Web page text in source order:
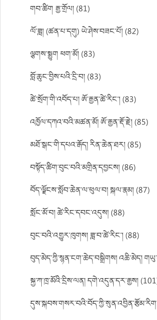
གབ་ཚིག རྒྱ་གྲོལ། (81)
ལོ་ཟླ། (ཚན་པ་དགུ) ཡེ་ཤེས་བཟང་པོ། (82)
ལྕགས་སྨྱུག ཕག་མོ། (83)
བློ་ཆུང་བྱིས་པའི་དྲི་བ། (83)
ཚེ་སྲོག་གི་འབོད་པ། ཨོ་རྒྱན་ཚེ་རིང་། (83)
འཁྱོལ་དཀའ་བའི་མཚན་མོ། ཨོ་རྒྱན་རྡོ་རྗེ། (85)
མཐོ་སྒང་གི་དཔའ་རྒོད། རིན་ཆེན་ཐར། (85)
བསྟོད་ཚིག་བུང་བའི་མགྲིན་དབྱངས། (86)
བོད་ལྗོངས་སློབ་ཆེན་ལ་ཕུལ་བ། སྐལ་རྣམ། (87)
སློང་མོ་བ། ཚེ་རིང་དབང་འདུས། (88)
བུང་བའི་འགྱུར་ཁུགས། ཟླ་བ་ཚེ་རིང་། (88)
བུད་མེད་ཀྱི་སྙན་ངག་ཆེད་བསྒྲིགས། འཆི་མེད།
སྐྱ་ཀ་ཁྲ་མོའི་དྲིས་ལན། དགེ་འདུན་དར་རྒྱས།